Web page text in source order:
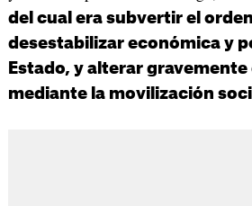
del cual era subvertir el
desestabilizar económica y
Estado, y alterar
mediante la movilización